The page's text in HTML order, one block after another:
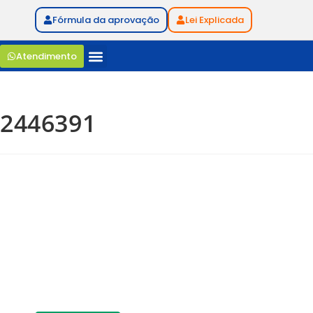
Fórmula da aprovação Lei Explicada
Atendimento
2446391